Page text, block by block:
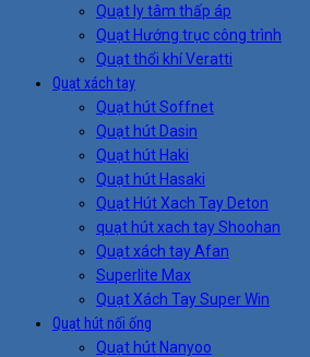
Quạt ly tâm thấp áp
Quạt Hướng trục công trình
Quạt thổi khí Veratti
Quạt xách tay
Quạt hút Soffnet
Quạt hút Dasin
Quạt hút Haki
Quạt hút Hasaki
Quạt Hút Xach Tay Deton
quạt hút xach tay Shoohan
Quạt xách tay Afan
Superlite Max
Quạt Xách Tay Super Win
Quạt hút nối ống
Quạt hút Nanyoo